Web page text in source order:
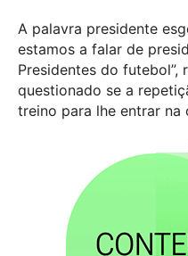
A palavra presidente
estamos a falar de
Presidentes do futebol”,
questionado se a
treino para lhe entrar na